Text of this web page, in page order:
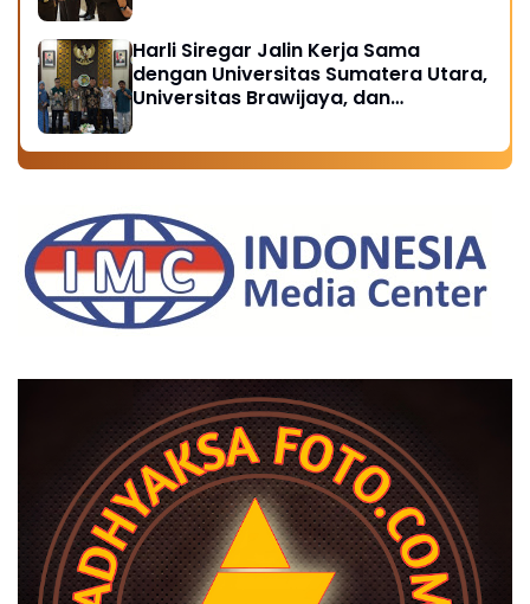
Harli Siregar Jalin Kerja Sama
dengan Universitas Sumatera Utara,
Universitas Brawijaya, dan
Peluang Pegawai Kejaksaan RI
Tempuh Pendidikan Doktor (S3)